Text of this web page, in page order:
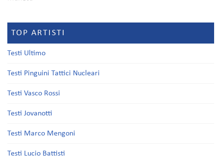
TOP ARTISTI
Testi Ultimo
Testi Pinguini Tattici Nucleari
Testi Vasco Rossi
Testi Jovanotti
Testi Marco Mengoni
Testi Lucio Battisti